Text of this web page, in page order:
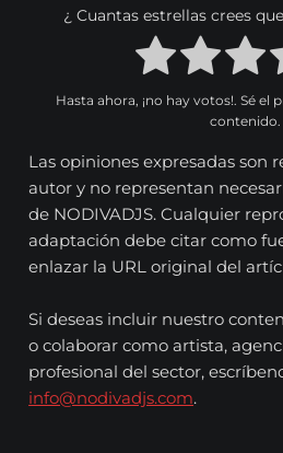
¿ Cuantas estrellas crees
Hasta ahora, ¡no hay votos!. Sé
contenido.
Las opiniones expresadas son
autor y no representan
de NODIVADJS. Cualquier
adaptación debe citar como
enlazar la URL original del
Si deseas incluir nuestro
o colaborar como artista,
profesional del sector,
info@nodivadjs.com.